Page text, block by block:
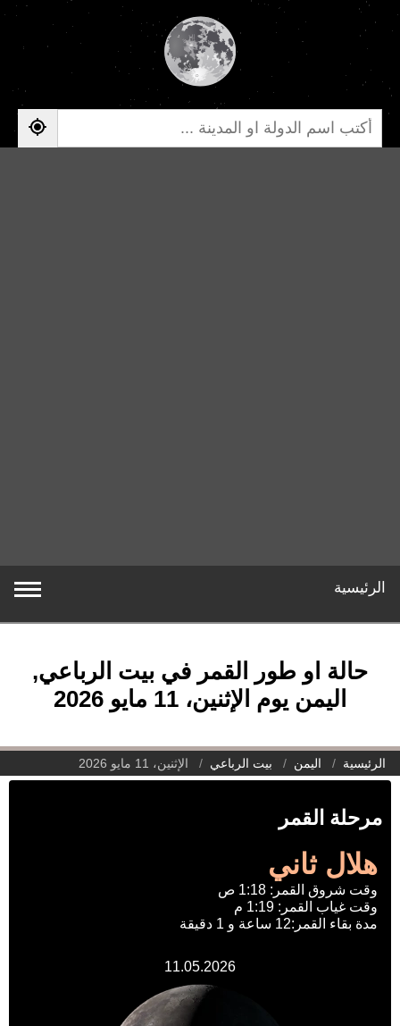
الرئيسية
حالة او طور القمر في بيت الرباعي,
اليمن يوم الإثنين، 11 مايو 2026
الرئيسية اليمن بيت الرباعي الإثنين، 11 مايو 2026
مرحلة القمر
هلال ثاني
وقت شروق القمر: 1:18 ص
وقت غياب القمر: 1:19 م
مدة بقاء القمر:12 ساعة و 1 دقيقة
11.05.2026